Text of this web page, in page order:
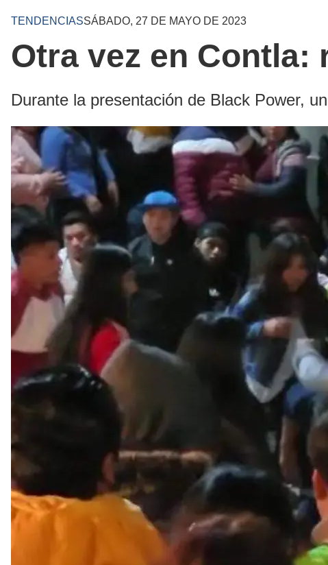
TENDENCIASSÁBADO, 27 DE MAYO DE 2023
Otra vez en Contla:
Durante la presentación de Black Power,